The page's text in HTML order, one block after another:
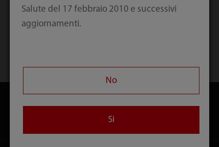
Home Prodotti Radiologia
Salute del 17 febbraio 2010 e successivi
aggiornamenti.
No
Si